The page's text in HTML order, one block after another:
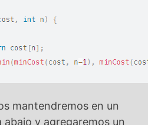
mantendremos en un
y agregaremos un